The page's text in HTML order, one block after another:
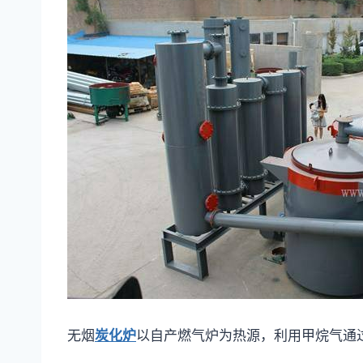
无烟炭化炉以自产燃气炉为热源，利用甲烷气通